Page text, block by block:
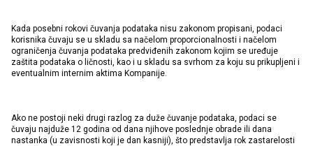
Kada posebni rokovi čuvanja podataka nisu zakonom propisani, podaci
korisnika čuvaju se u skladu sa načelom proporcionalnosti i načelom
ograničenja čuvanja podataka predviđenih zakonom kojim se uređuje
zaštita podataka o ličnosti, kao i u skladu sa svrhom za koju su prikupljeni i
eventualnim internim aktima Kompanije.
Ako ne postoji neki drugi razlog za duže čuvanje podataka, podaci se
čuvaju najduže 12 godina od dana njihove poslednje obrade ili dana
nastanka (u zavisnosti koji je dan kasniji), što predstavlja rok zastarelosti